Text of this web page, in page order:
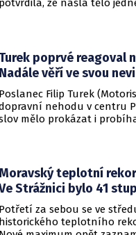
potvrdila, že našla tělo
Turek poprvé reagoval
Nadále věří ve svou
Poslanec Filip Turek
nehodu v centru
mělo prokázat i
Moravský teplotní
Strážnici bylo 41
Potřetí za sebou se ve
historického teplotního